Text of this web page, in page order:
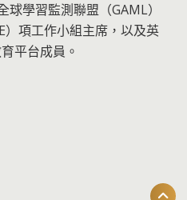
學習監測聯盟（GAML）
）項工作小組主席，以及英
平台成員。